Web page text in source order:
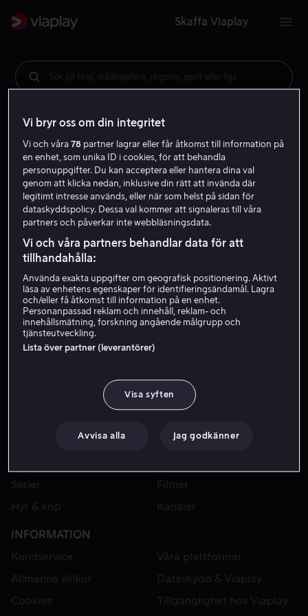
Skaffa Viaplay
Sök på titel, skådespelare, regissör, sport eller liga
Serier
Filmer
Hyr & köp
Kanaler
INFORMATION
Kundservice
Våra plattformar
Allmänna villkor
Dataskydd & Viaplay
Cookies
Tillgänglighet hos Viaplay
Vi bryr oss om din integritet
Vi och våra78 partner lagrar eller får åtkomst till information på
en enhet, som unika ID i cookies, för att behandla
personuppgifter. Du kan acceptera eller hantera dina val
genom att klicka nedan, inklusive din rätt att invända där
legitimt intresse används, eller när som helst på sidan för
dataskyddspolicy. Dessa val kommer att signaleras till våra
partners och påverkar inte webbläsningsdata.
Vi och våra partners behandlar data för att
tillhandahålla:
Använda exakta uppgifter om geografisk positionering. Aktivt
läsa av enhetens egenskaper för identifieringsändamål. Lagra
och/eller få åtkomst till information på en enhet.
Personanpassad reklam och innehåll, reklam- och
innehållsmätning, forskning angående målgrupp och
tjänsteutveckling.
Lista över partner (leverantörer)
Visa syften
Avvisa alla Jag godkänner